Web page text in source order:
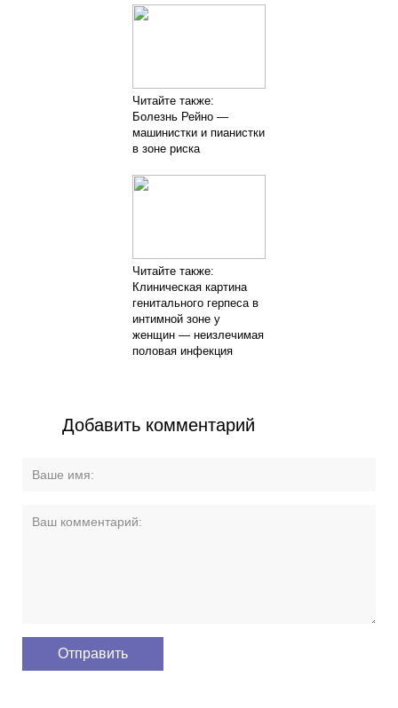
Читайте также:
Болезнь Рейно —
машинистки и пианистки
в зоне риска
Читайте также:
Клиническая картина
генитального герпеса в
интимной зоне у
женщин — неизлечимая
половая инфекция
Добавить комментарий